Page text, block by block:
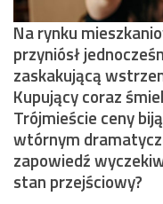
Na rynku
przyniósł
zaskakującą
Kupujący coraz
Trójmieście ceny
wtórnym
zapowiedź
stan przejściowy?